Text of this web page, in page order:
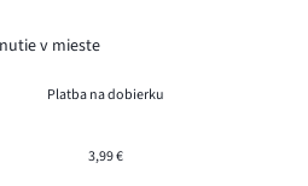
v mieste
Platba na dobierku
3,99 €